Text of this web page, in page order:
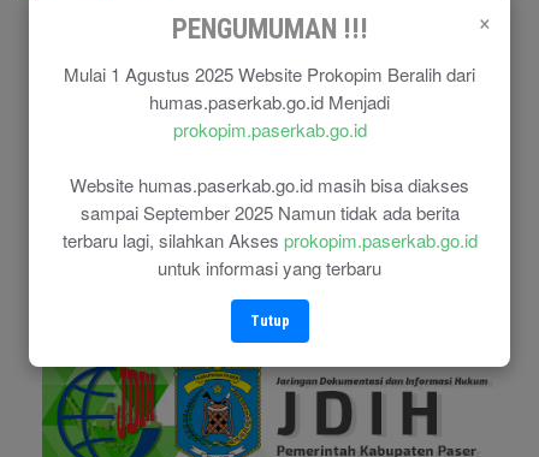
×
PENGUMUMAN !!!
Mulai 1 Agustus 2025 Website Prokopim Beralih dari
humas.paserkab.go.id Menjadi
prokopim.paserkab.go.id
Website humas.paserkab.go.id masih bisa diakses
sampai September 2025 Namun tidak ada berita
terbaru lagi, silahkan Akses prokopim.paserkab.go.id
untuk informasi yang terbaru
Tutup